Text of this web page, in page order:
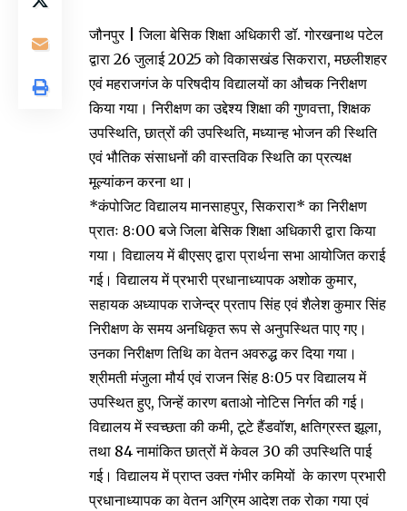
जौनपुर | जिला बेसिक शिक्षा अधिकारी डॉ. गोरखनाथ पटेल
द्वारा 26 जुलाई 2025 को विकासखंड सिकरारा, मछलीशहर
एवं महराजगंज के परिषदीय विद्यालयों का औचक निरीक्षण
किया गया। निरीक्षण का उद्देश्य शिक्षा की गुणवत्ता, शिक्षक
उपस्थिति, छात्रों की उपस्थिति, मध्यान्ह भोजन की स्थिति
एवं भौतिक संसाधनों की वास्तविक स्थिति का प्रत्यक्ष
मूल्यांकन करना था।
*कंपोजिट विद्यालय मानसाहपुर, सिकरारा* का निरीक्षण
प्रातः 8ः00 बजे जिला बेसिक शिक्षा अधिकारी द्वारा किया
गया। विद्यालय में बीएसए द्वारा प्रार्थना सभा आयोजित कराई
गई। विद्यालय में प्रभारी प्रधानाध्यापक अशोक कुमार,
सहायक अध्यापक राजेन्द्र प्रताप सिंह एवं शैलेश कुमार सिंह
निरीक्षण के समय अनधिकृत रूप से अनुपस्थित पाए गए।
उनका निरीक्षण तिथि का वेतन अवरुद्ध कर दिया गया।
श्रीमती मंजुला मौर्य एवं राजन सिंह 8ः05 पर विद्यालय में
उपस्थित हुए, जिन्हें कारण बताओ नोटिस निर्गत की गई।
विद्यालय में स्वच्छता की कमी, टूटे हैंडवॉश, क्षतिग्रस्त झूला,
तथा 84 नामांकित छात्रों में केवल 30 की उपस्थिति पाई
गई। विद्यालय में प्राप्त उक्त गंभीर कमियों के कारण प्रभारी
प्रधानाध्यापक का वेतन अग्रिम आदेश तक रोका गया एवं